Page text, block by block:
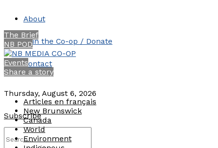
About
Join the Co-op / Donate
Contact
Thursday, August 6, 2026
Subscribe
The Brief
NB POD
Events
Share a story
Articles en français
New Brunswick
Canada
World
Environment